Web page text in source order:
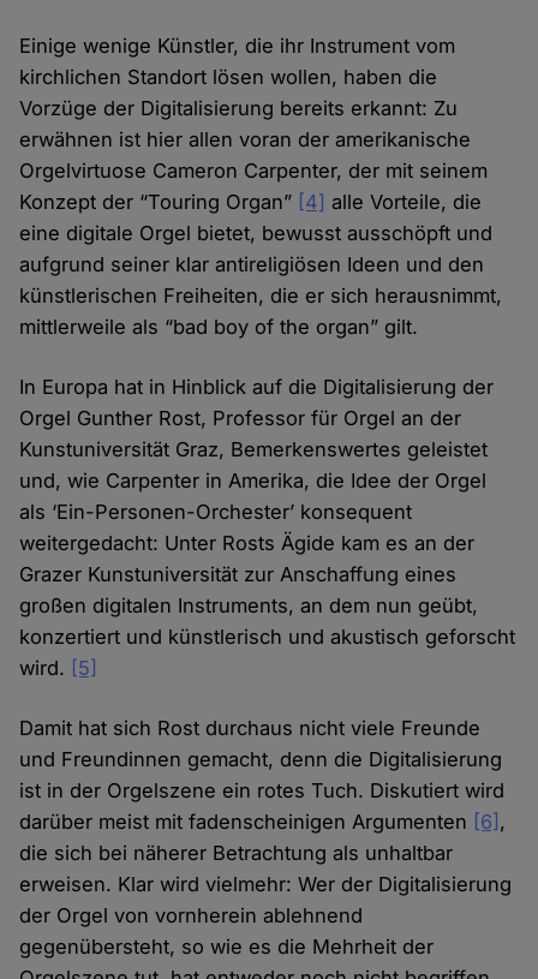
Einige wenige Künstler, die ihr Instrument vom
kirchlichen Standort lösen wollen, haben die
Vorzüge der Digitalisierung bereits erkannt: Zu
erwähnen ist hier allen voran der amerikanische
Orgelvirtuose Cameron Carpenter, der mit seinem
Konzept der “Touring Organ” [4] alle Vorteile, die
eine digitale Orgel bietet, bewusst ausschöpft und
aufgrund seiner klar antireligiösen Ideen und den
künstlerischen Freiheiten, die er sich herausnimmt,
mittlerweile als “bad boy of the organ” gilt.
In Europa hat in Hinblick auf die Digitalisierung der
Orgel Gunther Rost, Professor für Orgel an der
Kunstuniversität Graz, Bemerkenswertes geleistet
und, wie Carpenter in Amerika, die Idee der Orgel
als ‘Ein-Personen-Orchester’ konsequent
weitergedacht: Unter Rosts Ägide kam es an der
Grazer Kunstuniversität zur Anschaffung eines
großen digitalen Instruments, an dem nun geübt,
konzertiert und künstlerisch und akustisch geforscht
wird. [5]
Damit hat sich Rost durchaus nicht viele Freunde
und Freundinnen gemacht, denn die Digitalisierung
ist in der Orgelszene ein rotes Tuch. Diskutiert wird
darüber meist mit fadenscheinigen Argumenten [6] ,
die sich bei näherer Betrachtung als unhaltbar
erweisen. Klar wird vielmehr: Wer der Digitalisierung
der Orgel von vornherein ablehnend
gegenübersteht, so wie es die Mehrheit der